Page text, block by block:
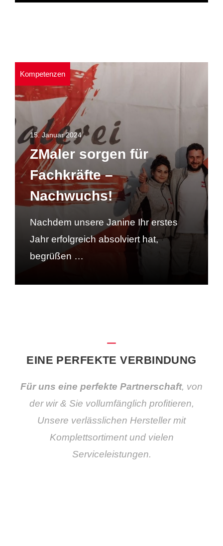
Kompetenzen
15. Januar 2024
ZMaler sorgen für
Fachkräfte –
Nachwuchs!
Nachdem unsere Janine Ihr erstes
Jahr erfolgreich absolviert hat,
begrüßen …
EINE PERFEKTE VERBINDUNG
Für uns eine perfekte Partnerschaft, von
der wir & Sie vollumfänglich profitieren,
Unsere verlässlichen Hersteller mit
Komplettsortiment und vielen
Serviceleistungen.